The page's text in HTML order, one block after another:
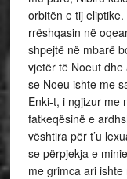
orbitën e tij
rrëshqasin në
shpejtë në mbarë
vjetër të Noeut
se Noeu ishte me
Enki-t, i ngjizur me
fatkeqësinë e
vështira për t’u
se përpjekja e
me grimca ari